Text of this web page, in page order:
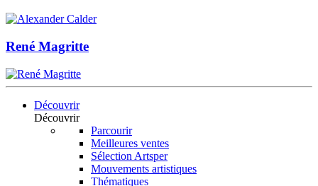
René Magritte
Découvrir
Découvrir
Parcourir
Meilleures ventes
Sélection Artsper
Mouvements artistiques
Thématiques